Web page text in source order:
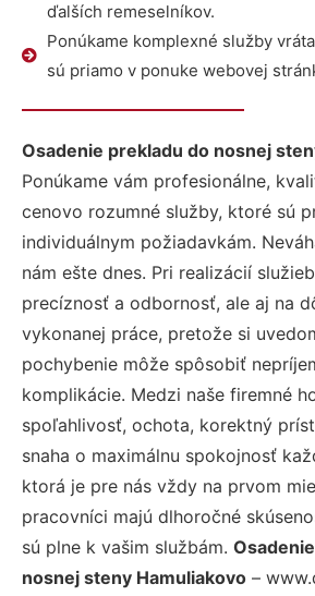
ďalších remeselníkov.
Ponúkame komplexné služby
sú priamo v ponuke webovej
Osadenie prekladu do nosnej
Ponúkame vám profesionálne,
cenovo rozumné služby, ktoré sú
individuálnym požiadavkám.
nám ešte dnes. Pri realizácií
precíznosť a odbornosť, ale aj na
vykonanej práce, pretože si
pochybenie môže spôsobiť
komplikácie. Medzi naše firemné
spoľahlivosť, ochota, korektný
snaha o maximálnu spokojnosť
ktorá je pre nás vždy na prvom
pracovníci majú dlhoročné
sú plne k vašim službám.
nosnej steny Hamuliakovo –